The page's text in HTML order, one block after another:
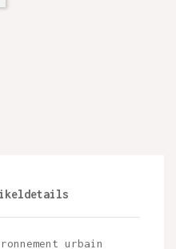
urbain